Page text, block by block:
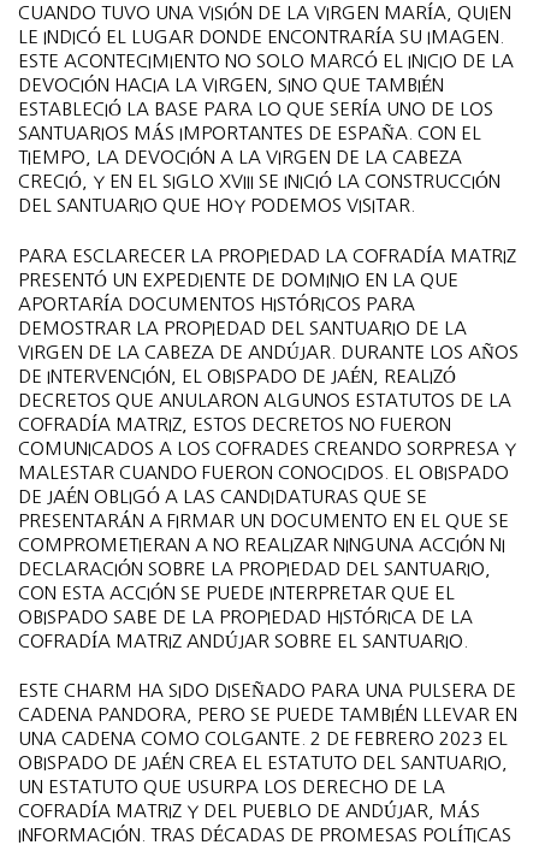
CUANDO TUVO UNA VISIÓN DE LA VIRGEN MARÍA, QUIEN
LE INDICÓ EL LUGAR DONDE ENCONTRARÍA SU IMAGEN.
ESTE ACONTECIMIENTO NO SOLO MARCÓ EL INICIO DE LA
DEVOCIÓN HACIA LA VIRGEN, SINO QUE TAMBIÉN
ESTABLECIÓ LA BASE PARA LO QUE SERÍA UNO DE LOS
SANTUARIOS MÁS IMPORTANTES DE ESPAÑA. CON EL
TIEMPO, LA DEVOCIÓN A LA VIRGEN DE LA CABEZA
CRECIÓ, Y EN EL SIGLO XVIII SE INICIÓ LA CONSTRUCCIÓN
DEL SANTUARIO QUE HOY PODEMOS VISITAR.
PARA ESCLARECER LA PROPIEDAD LA COFRADÍA MATRIZ
PRESENTÓ UN EXPEDIENTE DE DOMINIO EN LA QUE
APORTARÍA DOCUMENTOS HISTÓRICOS PARA
DEMOSTRAR LA PROPIEDAD DEL SANTUARIO DE LA
VIRGEN DE LA CABEZA DE ANDÚJAR. DURANTE LOS AÑOS
DE INTERVENCIÓN, EL OBISPADO DE JAÉN, REALIZÓ
DECRETOS QUE ANULARON ALGUNOS ESTATUTOS DE LA
COFRADÍA MATRIZ, ESTOS DECRETOS NO FUERON
COMUNICADOS A LOS COFRADES CREANDO SORPRESA Y
MALESTAR CUANDO FUERON CONOCIDOS. EL OBISPADO
DE JAÉN OBLIGÓ A LAS CANDIDATURAS QUE SE
PRESENTARÁN A FIRMAR UN DOCUMENTO EN EL QUE SE
COMPROMETIERAN A NO REALIZAR NINGUNA ACCIÓN NI
DECLARACIÓN SOBRE LA PROPIEDAD DEL SANTUARIO,
CON ESTA ACCIÓN SE PUEDE INTERPRETAR QUE EL
OBISPADO SABE DE LA PROPIEDAD HISTÓRICA DE LA
COFRADÍA MATRIZ ANDÚJAR SOBRE EL SANTUARIO.
ESTE CHARM HA SIDO DISEÑADO PARA UNA PULSERA DE
CADENA PANDORA, PERO SE PUEDE TAMBIÉN LLEVAR EN
UNA CADENA COMO COLGANTE. 2 DE FEBRERO 2023 EL
OBISPADO DE JAÉN CREA EL ESTATUTO DEL SANTUARIO,
UN ESTATUTO QUE USURPA LOS DERECHO DE LA
COFRADÍA MATRIZ Y DEL PUEBLO DE ANDÚJAR, MÁS
INFORMACIÓN. TRAS DÉCADAS DE PROMESAS POLÍTICAS